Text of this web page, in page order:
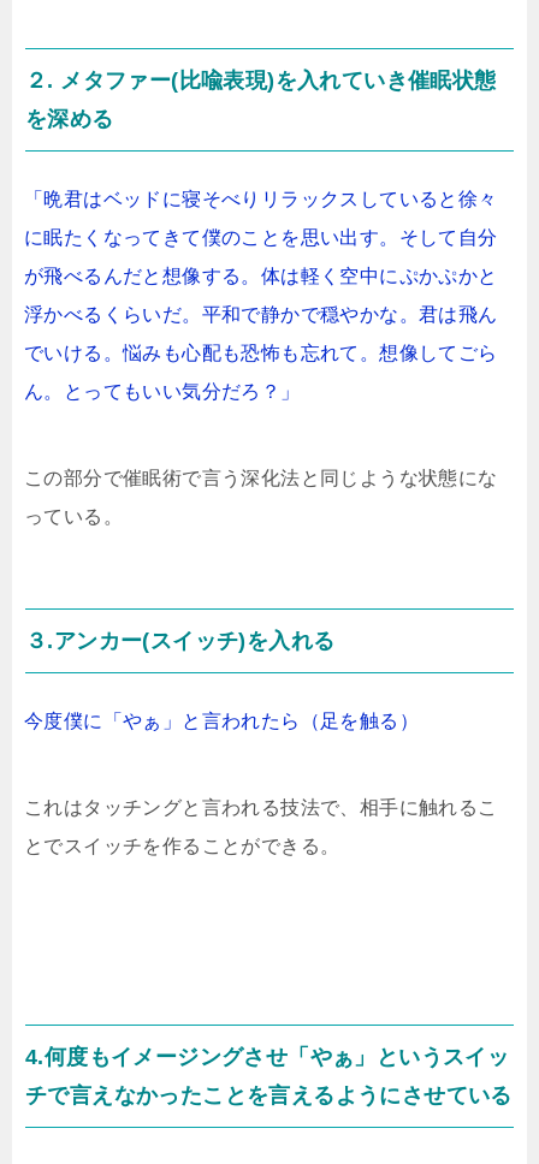
２. メタファー(比喩表現)を入れていき催眠状態
を深める
「晩君はベッドに寝そべりリラックスしていると徐々
に眠たくなってきて僕のことを思い出す。そして自分
が飛べるんだと想像する。体は軽く空中にぷかぷかと
浮かべるくらいだ。平和で静かで穏やかな。君は飛ん
でいける。悩みも心配も恐怖も忘れて。想像してごら
ん。とってもいい気分だろ？」
この部分で催眠術で言う深化法と同じような状態にな
っている。
３.アンカー(スイッチ)を入れる
今度僕に「やぁ」と言われたら（足を触る）
これはタッチングと言われる技法で、相手に触れるこ
とでスイッチを作ることができる。
4.何度もイメージングさせ「やぁ」というスイッ
チで言えなかったことを言えるようにさせている